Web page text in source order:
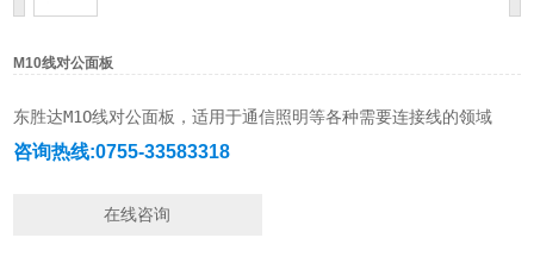
M10线对公面板
东胜达M1O线对公面板，适用于通信照明等各种需要连接线的领域
咨询热线:0755-33583318
在线咨询